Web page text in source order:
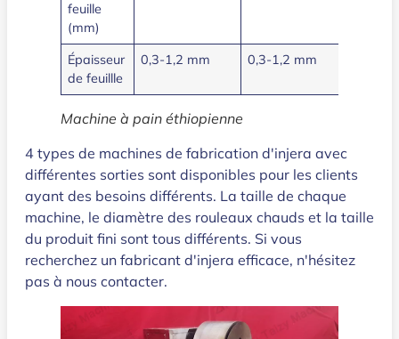
feuille
(mm)
Épaisseur
de feuillle
0,3-1,2 mm 0,3-1,2 mm
Machine à pain éthiopienne
4 types de machines de fabrication d'injera avec
différentes sorties sont disponibles pour les clients
ayant des besoins différents. La taille de chaque
machine, le diamètre des rouleaux chauds et la taille
du produit fini sont tous différents. Si vous
recherchez un fabricant d'injera efficace, n'hésitez
pas à nous contacter.